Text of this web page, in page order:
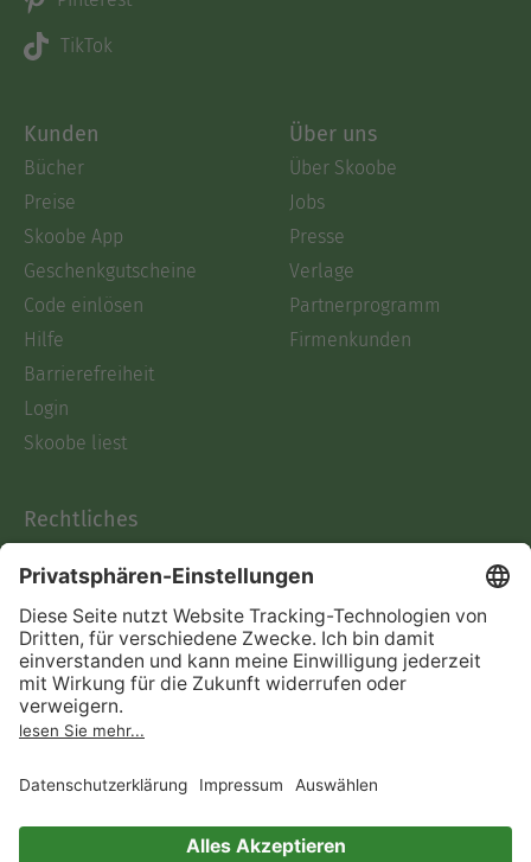
TikTok
Kunden
Bücher
Preise
Skoobe App
Geschenkgutscheine
Code einlösen
Hilfe
Barrierefreiheit
Login
Skoobe liest
Über uns
Über Skoobe
Jobs
Presse
Verlage
Partnerprogramm
Firmenkunden
Rechtliches
AGB
Informationen nach Data
Act
Verträge hier kündigen
Impressum